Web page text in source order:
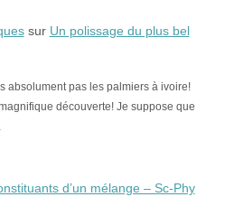
sur Un polissage du plus bel
absolument pas les palmiers à ivoire!
découverte! Je suppose que
d’un mélange – Sc-Phy